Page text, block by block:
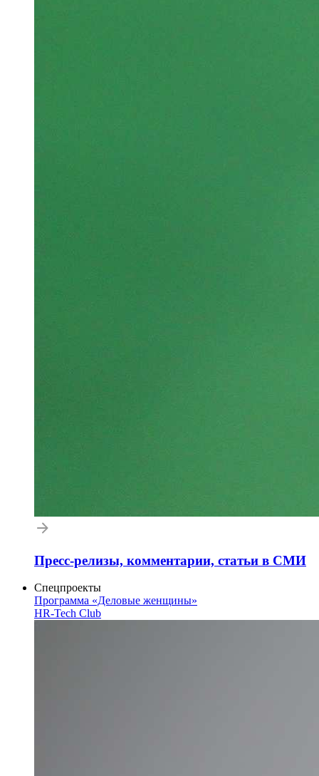
Пресс-релизы, комментарии, статьи в СМИ
Спецпроекты
Программа «Деловые женщины»
HR-Tech Club